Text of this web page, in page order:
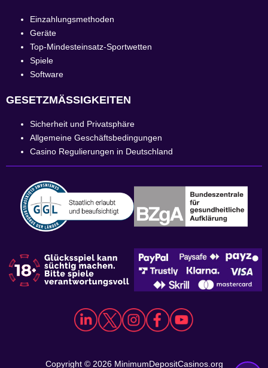
Einzahlungsmethoden
Geräte
Top-Mindesteinsatz-Sportwetten
Spiele
Software
GESETZMÄSSIGKEITEN
Sicherheit und Privatsphäre
Allgemeine Geschäftsbedingungen
Casino Regulierungen in Deutschland
Copyright © 2026 MinimumDepositCasinos.org